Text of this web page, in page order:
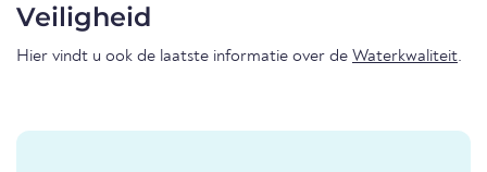
Veiligheid
Hier vindt u ook de laatste informatie over de Waterkwaliteit.